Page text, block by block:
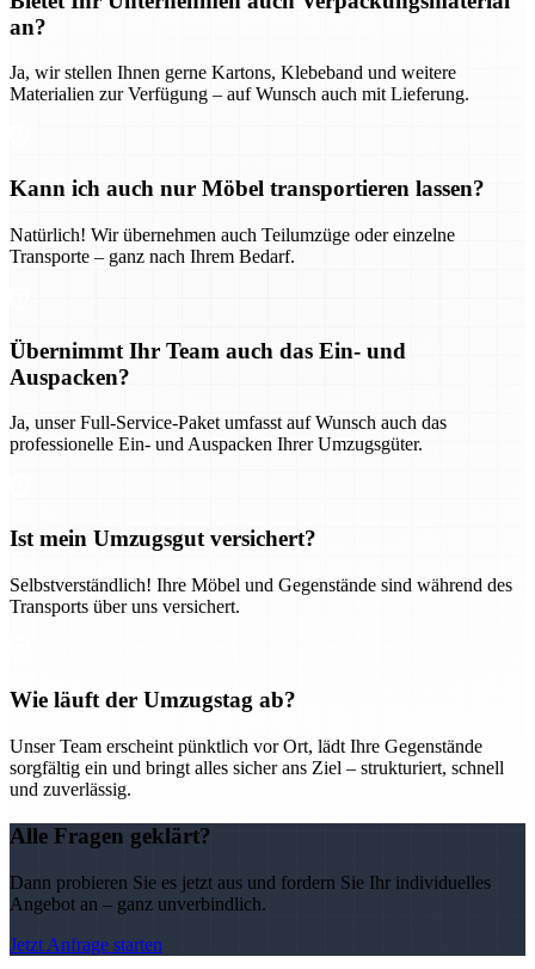
an?
Ja, wir stellen Ihnen gerne Kartons, Klebeband und weitere
Materialien zur Verfügung – auf Wunsch auch mit Lieferung.
Kann ich auch nur Möbel transportieren lassen?
Natürlich! Wir übernehmen auch Teilumzüge oder einzelne
Transporte – ganz nach Ihrem Bedarf.
Übernimmt Ihr Team auch das Ein- und
Auspacken?
Ja, unser Full-Service-Paket umfasst auf Wunsch auch das
professionelle Ein- und Auspacken Ihrer Umzugsgüter.
Ist mein Umzugsgut versichert?
Selbstverständlich! Ihre Möbel und Gegenstände sind während des
Transports über uns versichert.
Wie läuft der Umzugstag ab?
Unser Team erscheint pünktlich vor Ort, lädt Ihre Gegenstände
sorgfältig ein und bringt alles sicher ans Ziel – strukturiert, schnell
und zuverlässig.
Alle Fragen geklärt?
Dann probieren Sie es jetzt aus und fordern Sie Ihr individuelles
Angebot an – ganz unverbindlich.
Jetzt Anfrage starten